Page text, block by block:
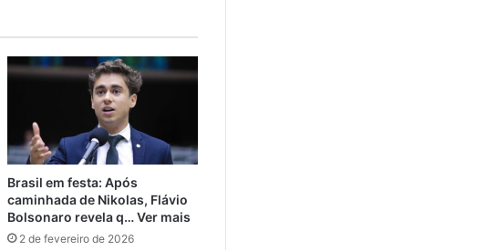
Brasil em festa: Após
caminhada de Nikolas, Flávio
Bolsonaro revela q… Ver mais
2 de fevereiro de 2026